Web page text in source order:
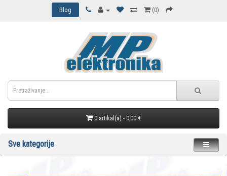
Blog (0)
0 artikal(a) - 0,00 €
Sve kategorije